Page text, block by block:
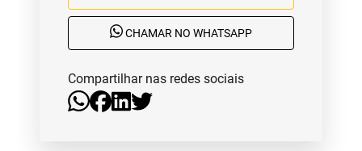
CHAMAR NO WHATSAPP
Compartilhar nas redes sociais